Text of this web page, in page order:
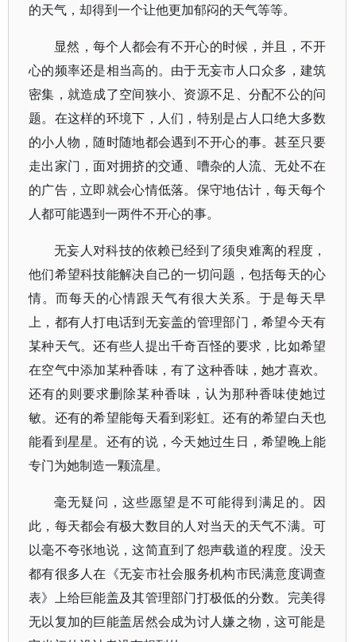
的天气，却得到一个让他更加郁闷的天气等等。
显然，每个人都会有不开心的时候，并且，不开
心的频率还是相当高的。由于无妄市人口众多，建筑
密集，就造成了空间狭小、资源不足、分配不公的问
题。在这样的环境下，人们，特别是占人口绝大多数
的小人物，随时随地都会遇到不开心的事。甚至只要
走出家门，面对拥挤的交通、嘈杂的人流、无处不在
的广告，立即就会心情低落。保守地估计，每天每个
人都可能遇到一两件不开心的事。
无妄人对科技的依赖已经到了须臾难离的程度，
他们希望科技能解决自己的一切问题，包括每天的心
情。而每天的心情跟天气有很大关系。于是每天早
上，都有人打电话到无妄盖的管理部门，希望今天有
某种天气。还有些人提出千奇百怪的要求，比如希望
在空气中添加某种香味，有了这种香味，她才喜欢。
还有的则要求删除某种香味，认为那种香味使她过
敏。还有的希望能每天看到彩虹。还有的希望白天也
能看到星星。还有的说，今天她过生日，希望晚上能
专门为她制造一颗流星。
毫无疑问，这些愿望是不可能得到满足的。因
此，每天都会有极大数目的人对当天的天气不满。可
以毫不夸张地说，这简直到了怨声载道的程度。没天
都有很多人在《无妄市社会服务机构市民满意度调查
表》上给巨能盖及其管理部门打极低的分数。完美得
无以复加的巨能盖居然会成为讨人嫌之物，这可能是